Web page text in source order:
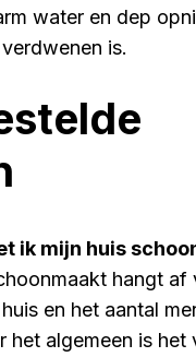
water en dep
is.
ik mijn huis
hangt af
en het aantal
het algemeen is het